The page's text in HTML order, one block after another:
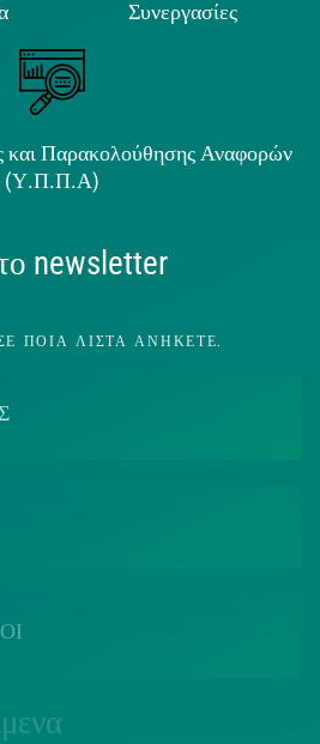
Συνεργασίες
Παρακολούθησης Αναφορών
(Υ.Π.Π.Α)
newsletter
ΠΟΙΑ ΛΊΣΤΑ ΑΝΉΚΕΤΕ.